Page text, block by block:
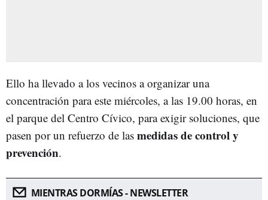
Ello ha llevado a los vecinos a organizar una
concentración para este miércoles, a las 19.00 horas, en
el parque del Centro Cívico, para exigir soluciones, que
pasen por un refuerzo de las medidas de control y
prevención.
MIENTRAS DORMÍAS - NEWSLETTER